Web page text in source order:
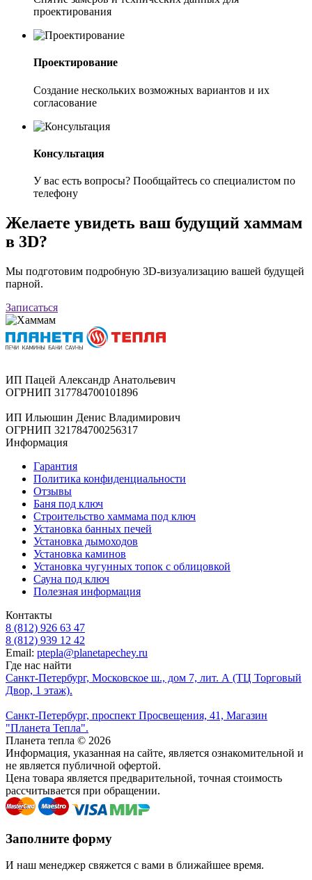
проектирования
Проектирование
Создание нескольких возможных вариантов и их
согласование
Консультация
У вас есть вопросы? Пообщайтесь со специалистом по
телефону
Желаете увидеть ваш будущий хаммам
в 3D?
Мы подготовим подробную 3D-визуализацию вашей будущей
парной.
Записаться
ИП Пацей Александр Анатольевич
ОГРНИП 317784700101896
ИП Ильюшин Денис Владимирович
ОГРНИП 321784700256317
Информация
Гарантия
Политика конфиденциальности
Отзывы
Баня под ключ
Строительство хаммама под ключ
Установка банных печей
Установка дымоходов
Установка каминов
Установка чугунных топок с облицовкой
Сауна под ключ
Полезная информация
Контакты
8 (812) 926 63 47
8 (812) 939 12 42
Email: ptepla@planetapechey.ru
Где нас найти
Санкт-Петербург, Московское ш., дом 7, лит. А (ТЦ Торговый
Двор, 1 этаж).
Санкт-Петербург, проспект Просвещения, 41, Магазин
"Планета Тепла".
Планета тепла © 2026
Информация, указанная на сайте, является ознакомительной и
не является публичной офертой.
Цена товара является предварительной, точная стоимость
рассчитывается при обращении.
Заполните форму
И наш менеджер свяжется с вами в ближайшее время.